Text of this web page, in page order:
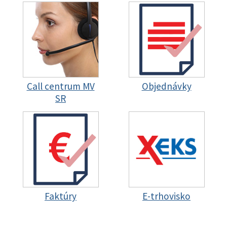
Call centrum MV
SR
Objednávky
Faktúry E-trhovisko